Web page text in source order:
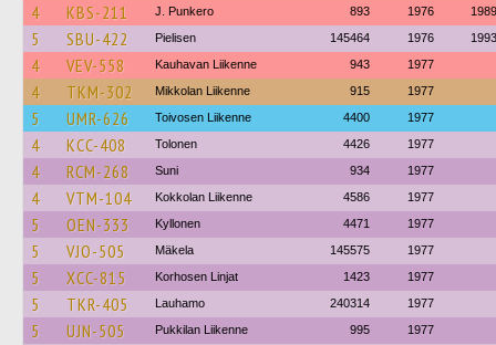
4 KBS-211 J. Punkero 893 1976 1989
5 SBU-422 Pielisen 145464 1976 1993
4 VEV-558 Kauhavan Liikenne 943 1977
4 TKM-302 Mikkolan Liikenne 915 1977
5 UMR-626 Toivosen Liikenne 4400 1977
4 KCC-408 Tolonen 4426 1977
4 RCM-268 Suni 934 1977
4 VTM-104 Kokkolan Liikenne 4586 1977
5 OEN-333 Kyllonen 4471 1977
5 VJO-505 Mäkela 145575 1977
5 XCC-815 Korhosen Linjat 1423 1977
5 TKR-405 Lauhamo 240314 1977
5 UJN-505 Pukkilan Liikenne 995 1977